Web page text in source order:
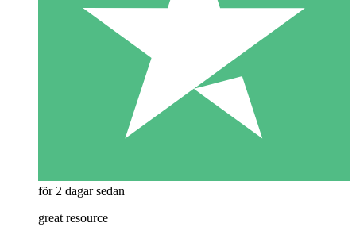
för 2 dagar sedan
great resource